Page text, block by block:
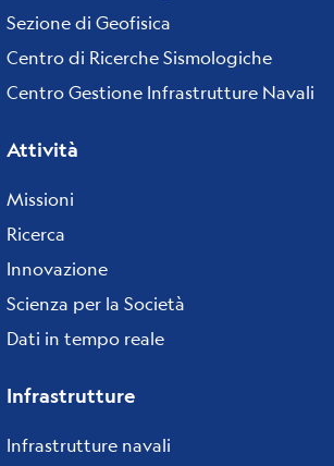
Sezione di Geofisica
Centro di Ricerche Sismologiche
Centro Gestione Infrastrutture Navali
Attività
Missioni
Ricerca
Innovazione
Scienza per la Società
Dati in tempo reale
Infrastrutture
Infrastrutture navali